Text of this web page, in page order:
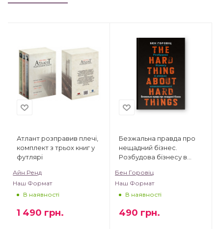
Атлант розправив плечі,
комплект з трьох книг у
футлярі
Айн Ренд
Наш Формат
В наявності
1 490 грн.
Безжальна правда про
нещадний бізнес.
Розбудова бізнесу в
Бен Горовіц
Наш Формат
В наявності
490 грн.